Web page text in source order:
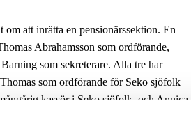
att inrätta en pensionärssektion. En
Abrahamsson som ordförande,
som sekreterare. Alla tre har
som ordförande för Seko sjöfolk
kassör i Seko sjöfolk, och Annica